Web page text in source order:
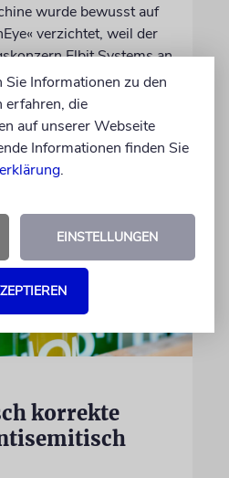
wurde bewusst auf
verzichtet, weil der
Elbit Systems an
ist
korrekte
Informationen zu den
erfahren, die
auf unserer Webseite
Informationen finden Sie
.
EINSTELLUNGEN